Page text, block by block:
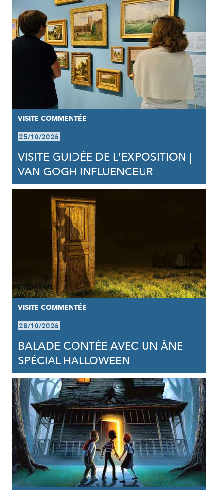
VISITE COMMENTÉE
25/10/2026
VISITE GUIDÉE DE L'EXPOSITION |
VAN GOGH INFLUENCEUR
VISITE COMMENTÉE
28/10/2026
BALADE CONTÉE AVEC UN ÂNE
SPÉCIAL HALLOWEEN